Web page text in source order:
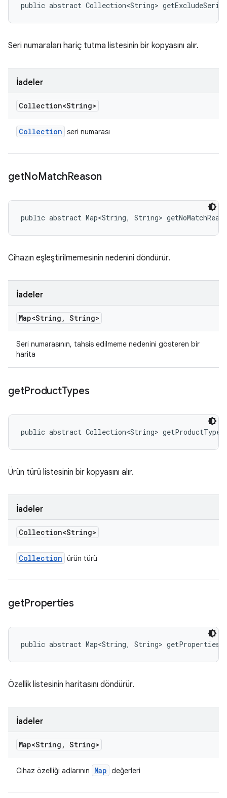
public abstract Collection<String>
Seri numaraları hariç tutma listesinin bir kopyasını alır.
İadeler
Collection<String>
Collection seri numarası
getNoMatchReason
public abstract Map<String, String>
Cihazın eşleştirilmemesinin nedenini döndürür.
İadeler
Map<String , String>
Seri numarasının, tahsis edilmeme nedenini gösteren bir
harita
getProductTypes
public abstract Collection<String>
Ürün türü listesinin bir kopyasını alır.
İadeler
Collection<String>
Collection ürün türü
getProperties
public abstract Map<String, String> getProperties
Özellik listesinin haritasını döndürür.
İadeler
Map<String , String>
Cihaz özelliği adlarının Map değerleri